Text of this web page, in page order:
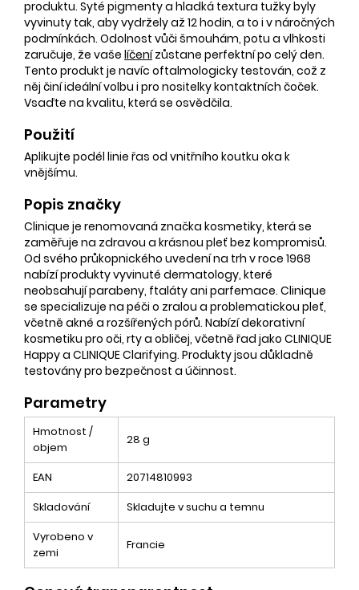
produktu. Syté pigmenty a hladká textura tužky byly
vyvinuty tak, aby vydržely až 12 hodin, a to i v náročných
podmínkách. Odolnost vůči šmouhám, potu a vlhkosti
zaručuje, že vaše líčenízůstane perfektní po celý den.
Tento produkt je navíc oftalmologicky testován, což z
něj činí ideální volbu i pro nositelky kontaktních čoček.
Vsaďte na kvalitu, která se osvědčila.
Použití
Aplikujte podél linie řas od vnitřního koutku oka k
vnějšímu.
Popis značky
Clinique je renomovaná značka kosmetiky, která se
zaměřuje na zdravou a krásnou pleť bez kompromisů.
Od svého průkopnického uvedení na trh v roce 1968
nabízí produkty vyvinuté dermatology, které
neobsahují parabeny, ftaláty ani parfemace. Clinique
se specializuje na péči o zralou a problematickou pleť,
včetně akné a rozšířených pórů. Nabízí dekorativní
kosmetiku pro oči, rty a obličej, včetně řad jako CLINIQUE
Happy a CLINIQUE Clarifying. Produkty jsou důkladně
testovány pro bezpečnost a účinnost.
Parametry
Hmotnost /
objem
28 g
EAN
20714810993
Skladování
Skladujte v suchu a temnu
Vyrobeno v
zemi
Francie